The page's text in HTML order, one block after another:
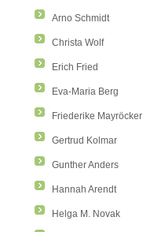
Arno Schmidt
Christa Wolf
Erich Fried
Eva-Maria Berg
Friederike Mayröcker
Gertrud Kolmar
Gunther Anders
Hannah Arendt
Helga M. Novak